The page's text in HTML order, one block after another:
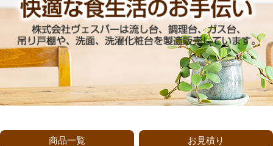
商品一覧 お見積り